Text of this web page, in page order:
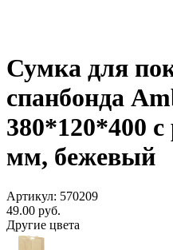
Сумка для
спанбонда
380*120*400
мм, бежевый
Артикул: 570209
49.00 руб.
Другие цвета